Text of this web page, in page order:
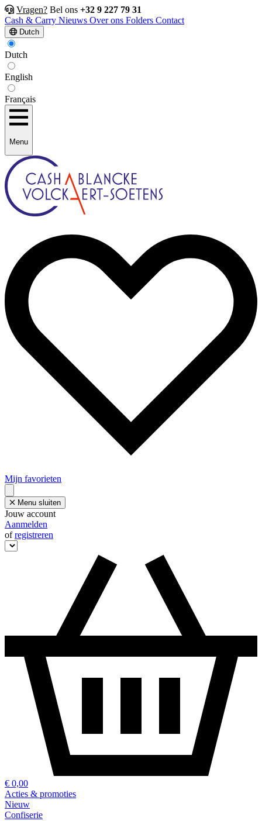
Vragen? Bel ons +32 9 227 79 31
Cash & Carry Nieuws Over ons Folders Contact
Dutch
Dutch
English
Français
Menu
Mijn favorieten
Menu sluiten
Jouw account
Aanmelden
ofregistreren
€ 0,00
Acties & promoties
Nieuw
Confiserie